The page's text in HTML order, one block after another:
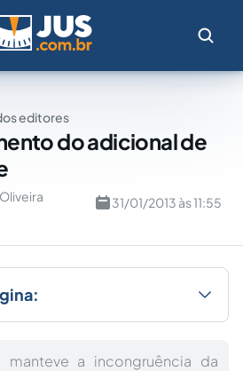
editores
do adicional de
31/01/2013 às 11:55
manteve a incongruência da